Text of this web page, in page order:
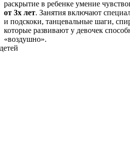
раскрытие в ребенке умение
от 3х лет. Занятия включают
и подскоки, танцевальные шаги,
которые развивают у девочек
«воздушно».